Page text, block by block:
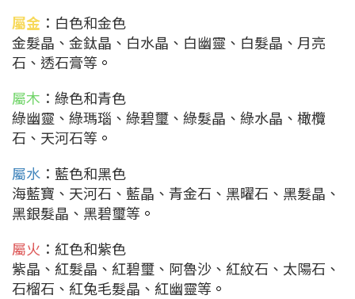
屬金 ：白色和金色
金髮晶、金鈦晶、白水晶、白幽靈、白髮晶、月亮
石、透石膏等 。
屬木 ：綠色和青色
綠幽靈、綠瑪瑙、綠碧璽、綠髮晶、綠水晶、橄欖
石、天河石等 。
屬水 ：藍色和黑色
海藍寶、天河石、藍晶、青金石、黑曜石、黑髮晶、
黑銀髮晶、黑碧璽等 。
屬火 ：紅色和紫色
紫晶、紅髮晶、紅碧璽、阿魯沙、紅紋石、太陽石、
石榴石、紅兔毛髮晶、紅幽靈等 。